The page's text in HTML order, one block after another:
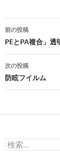
投
稿
ナ
ビ
ゲ
ー
ョ
前の投稿
PEとPA複合」透
次の投稿
防眩フイルム
検
索: